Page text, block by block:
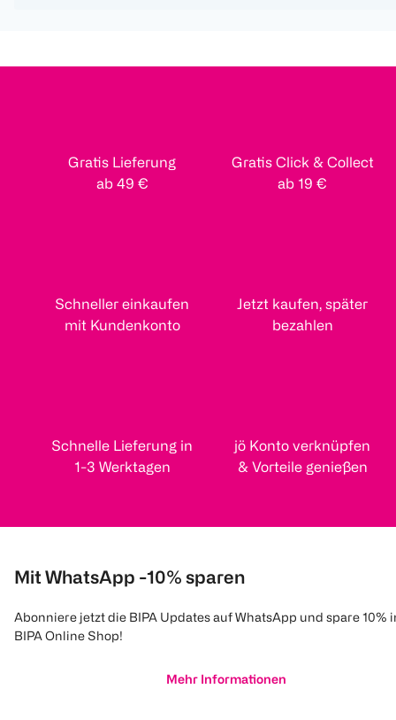
Gratis Lieferung
ab 49 €
Gratis Click & Collect
ab 19 €
Schneller einkaufen
mit Kundenkonto
Jetzt kaufen, später
bezahlen
Schnelle Lieferung in
1-3 Werktagen
jö Konto verknüpfen
& Vorteile genießen
Mit WhatsApp -10% sparen
Abonniere jetzt die BIPA Updates auf WhatsApp und spare 10%
BIPA Online Shop!
Mehr Informationen